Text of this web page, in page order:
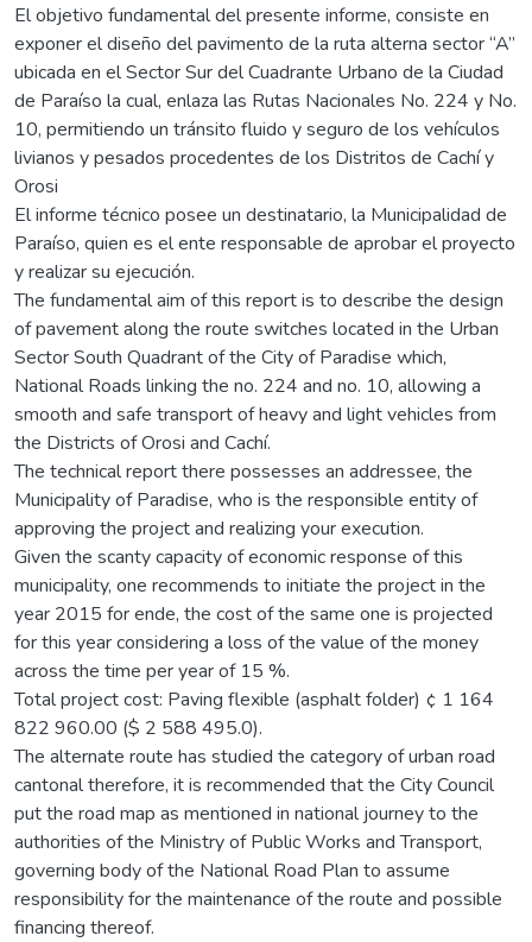
El objetivo fundamental del presente informe, consiste en
exponer el diseño del pavimento de la ruta alterna sector “A”
ubicada en el Sector Sur del Cuadrante Urbano de la Ciudad
de Paraíso la cual, enlaza las Rutas Nacionales No. 224 y No.
10, permitiendo un tránsito fluido y seguro de los vehículos
livianos y pesados procedentes de los Distritos de Cachí y
Orosi
El informe técnico posee un destinatario, la Municipalidad de
Paraíso, quien es el ente responsable de aprobar el proyecto
y realizar su ejecución.
The fundamental aim of this report is to describe the design
of pavement along the route switches located in the Urban
Sector South Quadrant of the City of Paradise which,
National Roads linking the no. 224 and no. 10, allowing a
smooth and safe transport of heavy and light vehicles from
the Districts of Orosi and Cachí.
The technical report there possesses an addressee, the
Municipality of Paradise, who is the responsible entity of
approving the project and realizing your execution.
Given the scanty capacity of economic response of this
municipality, one recommends to initiate the project in the
year 2015 for ende, the cost of the same one is projected
for this year considering a loss of the value of the money
across the time per year of 15 %.
Total project cost: Paving flexible (asphalt folder) ¢ 1 164
822 960.00 ($ 2 588 495.0).
The alternate route has studied the category of urban road
cantonal therefore, it is recommended that the City Council
put the road map as mentioned in national journey to the
authorities of the Ministry of Public Works and Transport,
governing body of the National Road Plan to assume
responsibility for the maintenance of the route and possible
financing thereof.